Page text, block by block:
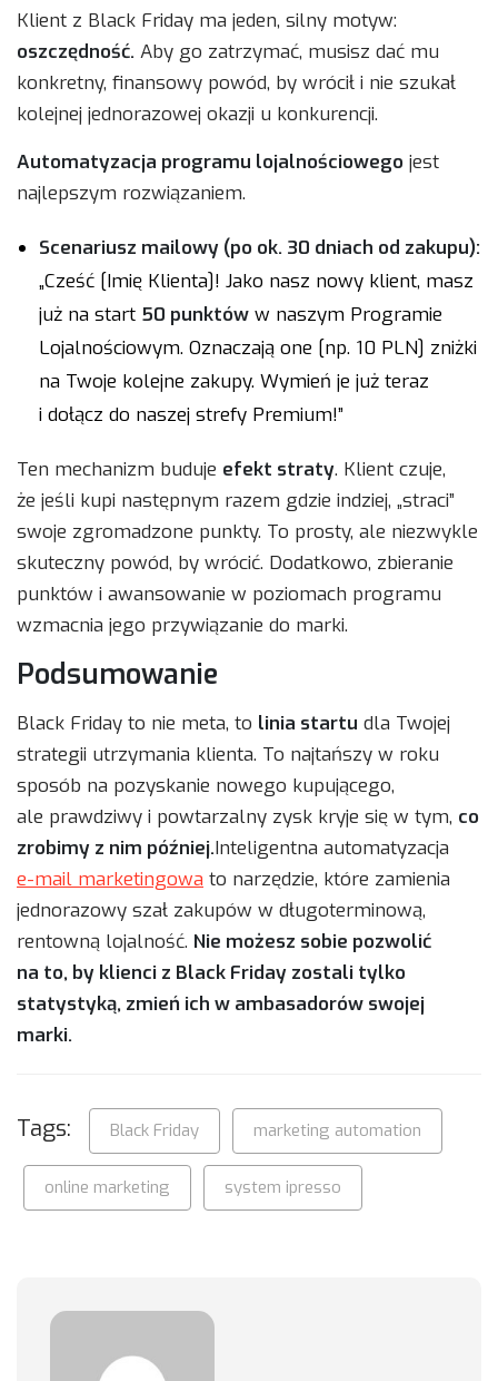
Klient z Black Friday ma jeden, silny motyw:
oszczędność. Aby go zatrzymać, musisz dać mu
konkretny, finansowy powód, by wrócił i nie szukał
kolejnej jednorazowej okazji u konkurencji.
Automatyzacja programu lojalnościowego jest
najlepszym rozwiązaniem.
Scenariusz mailowy (po ok. 30 dniach od zakupu):
„Cześć [Imię Klienta]! Jako nasz nowy klient, masz
już na start 50 punktów w naszym Programie
Lojalnościowym. Oznaczają one [np. 10 PLN] zniżki
na Twoje kolejne zakupy. Wymień je już teraz
i dołącz do naszej strefy Premium!”
Ten mechanizm buduje efekt straty. Klient czuje,
że jeśli kupi następnym razem gdzie indziej, „straci”
swoje zgromadzone punkty. To prosty, ale niezwykle
skuteczny powód, by wrócić. Dodatkowo, zbieranie
punktów i awansowanie w poziomach programu
wzmacnia jego przywiązanie do marki.
Podsumowanie
Black Friday to nie meta, to linia startu dla Twojej
strategii utrzymania klienta. To najtańszy w roku
sposób na pozyskanie nowego kupującego,
ale prawdziwy i powtarzalny zysk kryje się w tym, co
zrobimy z nim później.Inteligentna automatyzacja
e-mail marketingowa to narzędzie, które zamienia
jednorazowy szał zakupów w długoterminową,
rentowną lojalność. Nie możesz sobie pozwolić
na to, by klienci z Black Friday zostali tylko
statystyką, zmień ich w ambasadorów swojej
marki.
Tags: Black Friday marketing automation
online marketing system ipresso